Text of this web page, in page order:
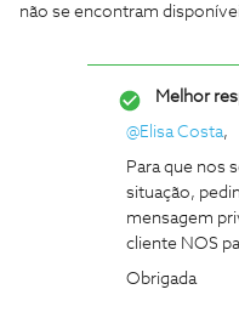
não se encontram
Melhor
@Elisa Costa,
Para que nos
situação,
mensagem
cliente NOS
Obrigada